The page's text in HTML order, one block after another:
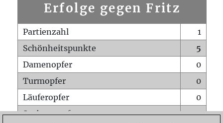
Erfolge gegen Fritz
Partienzahl
1
Schönheitspunkte
5
Damenopfer
0
Turmopfer
0
Läuferopfer
0
Springeropfer
1